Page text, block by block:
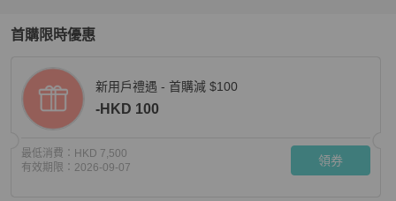
首購限時優惠
新用戶禮遇 - 首購減 $100
-HKD 100
最低消費： HKD 7,500
有效期限： 2026-09-07 領券